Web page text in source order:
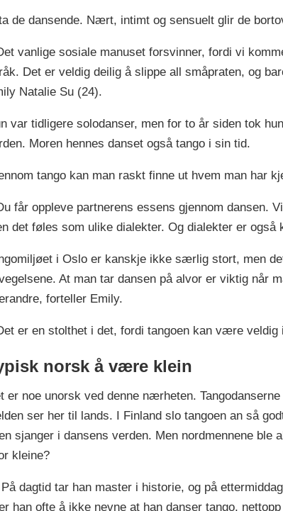
de dansende. Nært, intimt og sensuelt glir de
vanlige sosiale manuset forsvinner, fordi vi
Det er veldig deilig å slippe all småpraten, og
Natalie Su (24).
var tidligere solodanser, men for to år siden tok
Moren hennes danset også tango i sin tid.
tango kan man raskt finne ut hvem man har
får oppleve partnerens essens gjennom dansen.
det føles som ulike dialekter. Og dialekter er også
i Oslo er kanskje ikke særlig stort, men
At man tar dansen på alvor er viktig når
forteller Emily.
er en stolthet i det, fordi tangoen kan være veldig
norsk å være klein
er noe unorsk ved denne nærheten.
ser her til lands. I Finland slo tangoen an så
sjanger i dansens verden. Men nordmennene ble
kleine?
dagtid tar han master i historie, og på
han ofte å ikke nevne at han danser tango,